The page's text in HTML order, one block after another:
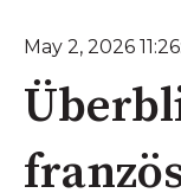
May 2, 2026